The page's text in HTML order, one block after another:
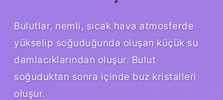
Bulutlar, nemli, sıcak hava atmosferde
yükselip soğuduğunda oluşan küçük su
damlacıklarından oluşur. Bulut
soğuduktan sonra içinde buz kristalleri
oluşur.